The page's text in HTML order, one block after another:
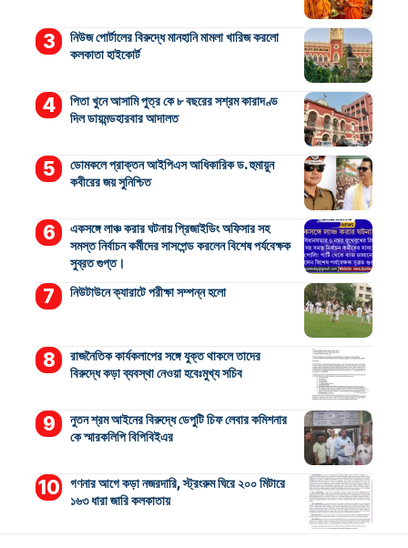
নিউজ পোর্টালের বিরুদ্ধে মানহানি মামলা খারিজ করলো
কলকাতা হাইকোর্ট
পিতা খুনে আসামি পুত্র কে ৮ বছরের সশ্রম কারাদণ্ড
দিল ডায়মন্ডহারবার আদালত
ডোমকলে প্রাক্তন আইপিএস আধিকারিক ড. হুমায়ুন
কবীরের জয় সুনিশ্চিত
একসঙ্গে লাঞ্চ করার ঘটনায় প্রিজাইডিং অফিসার সহ
সমস্ত নির্বাচন কর্মীদের সাসপেন্ড করলেন বিশেষ পর্যবেক্ষক
সুব্রত গুপ্ত।
নিউটাউনে ক্যারাটে পরীক্ষা সম্পন্ন হলো
রাজনৈতিক কার্যকলাপের সঙ্গে যুক্ত থাকলে তাদের
বিরুদ্ধে কড়া ব্যবস্থা নেওয়া হবেঃমুখ্য সচিব
নুতন শ্রম আইনের বিরুদ্ধে ডেপুটি চিফ লেবার কমিশনার
কে স্মারকলিপি বিপিবিইএর
গণনার আগে কড়া নজরদারি, স্ট্রংরুম ঘিরে ২০০ মিটারে
১৬৩ ধারা জারি কলকাতায়